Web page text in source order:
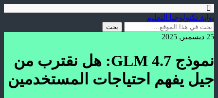
بوابة تكنولوجيا التعليم
25 ديسمبر, 2025
نموذج GLM 4.7: هل نقترب من
جيل يفهم احتياجات المستخدمين